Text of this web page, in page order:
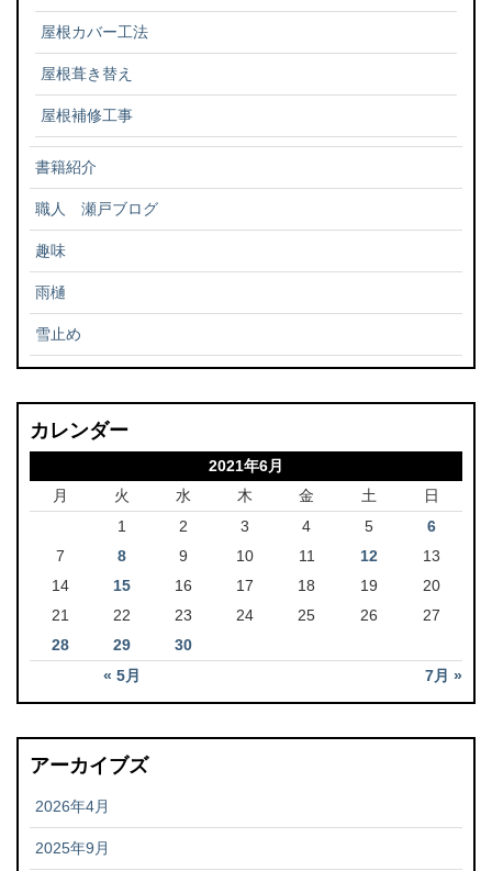
屋根カバー工法
屋根葺き替え
屋根補修工事
書籍紹介
職人 瀬戸ブログ
趣味
雨樋
雪止め
カレンダー
2021年6月
月
火 水 木 金 土 日
« 5月 7月 »
1 2 3 4 5
6
7
8 9 10 11 12
13
14
15 16 17 18 19
20
21
22 23 24 25 26
27
28
29 30
アーカイブズ
2026年4月
2025年9月